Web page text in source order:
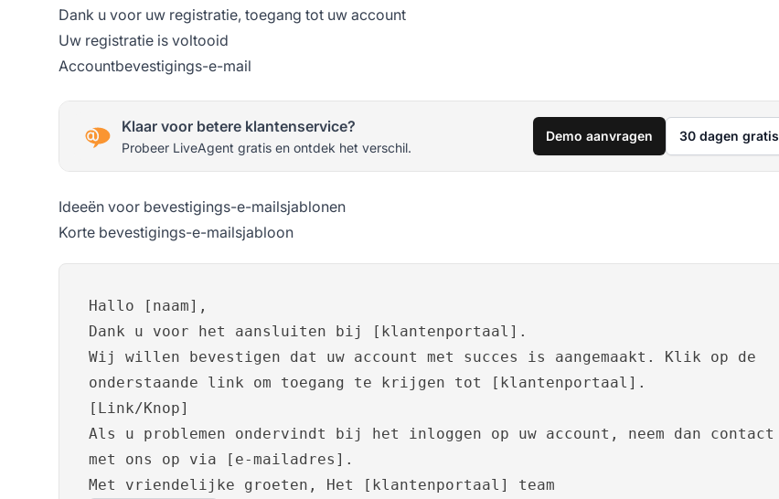
Dank u voor uw registratie, toegang tot uw account
Uw registratie is voltooid
Accountbevestigings-e-mail
Klaar voor betere klantenservice?
Probeer LiveAgent gratis en ontdek het verschil.
Demo aanvragen 30 dagen gratis
Ideeën voor bevestigings-e-mailsjablonen
Korte bevestigings-e-mailsjabloon
Hallo [naam],
Dank u voor het aansluiten bij [klantenportaal].
Wij willen bevestigen dat uw account met succes is aangemaakt. Klik op de
onderstaande link om toegang te krijgen tot [klantenportaal].
[Link/Knop]
Als u problemen ondervindt bij het inloggen op uw account, neem dan contact
met ons op via [e-mailadres].
Met vriendelijke groeten, Het [klantenportaal] team